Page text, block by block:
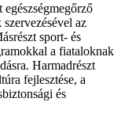
az
sport- és
a fiataloknak
Harmadrészt
fejlesztése, a
és